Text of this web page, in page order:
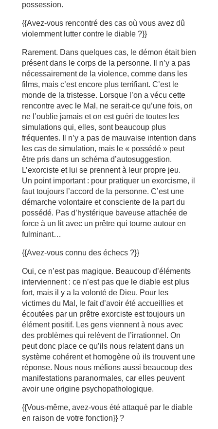
possession.
{{Avez-vous rencontré des cas où vous avez dû
violemment lutter contre le diable ?}}
Rarement. Dans quelques cas, le démon était bien
présent dans le corps de la personne. Il n’y a pas
nécessairement de la violence, comme dans les
films, mais c’est encore plus terrifiant. C’est le
monde de la tristesse. Lorsque l’on a vécu cette
rencontre avec le Mal, ne serait-ce qu’une fois, on
ne l’oublie jamais et on est guéri de toutes les
simulations qui, elles, sont beaucoup plus
fréquentes. Il n’y a pas de mauvaise intention dans
les cas de simulation, mais le « possédé » peut
être pris dans un schéma d’autosuggestion.
L’exorciste et lui se prennent à leur propre jeu.
Un point important : pour pratiquer un exorcisme, il
faut toujours l’accord de la personne. C’est une
démarche volontaire et consciente de la part du
possédé. Pas d’hystérique baveuse attachée de
force à un lit avec un prêtre qui tourne autour en
fulminant…
{{Avez-vous connu des échecs ?}}
Oui, ce n’est pas magique. Beaucoup d’éléments
interviennent : ce n’est pas que le diable est plus
fort, mais il y a la volonté de Dieu. Pour les
victimes du Mal, le fait d’avoir été accueillies et
écoutées par un prêtre exorciste est toujours un
élément positif. Les gens viennent à nous avec
des problèmes qui relèvent de l’irrationnel. On
peut donc place ce qu’ils nous relatent dans un
système cohérent et homogène où ils trouvent une
réponse. Nous nous méfions aussi beaucoup des
manifestations paranormales, car elles peuvent
avoir une origine psychopathologique.
{{Vous-même, avez-vous été attaqué par le diable
en raison de votre fonction}} ?